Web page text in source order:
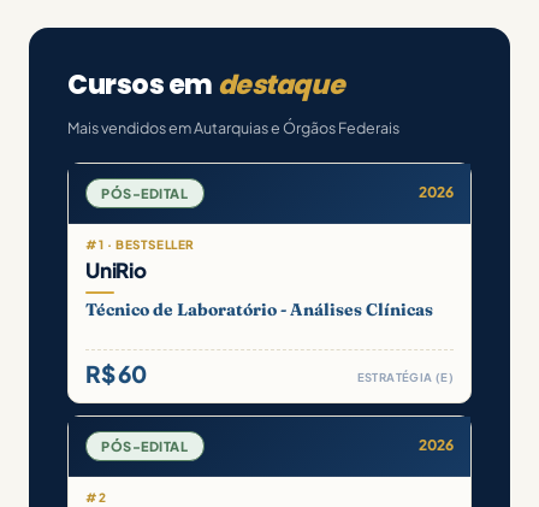
Cursos emdestaque
Mais vendidos em Autarquias e Órgãos Federais
PÓS-EDITAL 2026
#1 · BESTSELLER
UniRio
Técnico de Laboratório - Análises Clínicas
R$ 60 ESTRATÉGIA (E)
PÓS-EDITAL 2026
#2